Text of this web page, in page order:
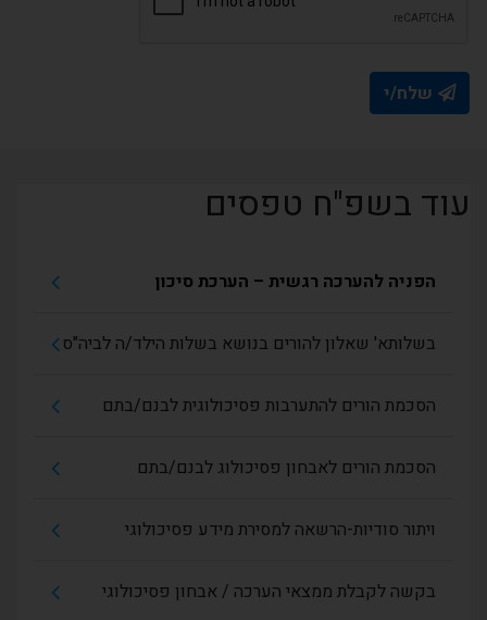
שלח/י
עוד בשפ"ח טפסים
הפניה להערכה רגשית – הערכת סיכון
בשלותא' שאלון להורים בנושא בשלות הילד/ה לביה"ס
הסכמת הורים להתערבות פסיכולוגית לבנם/בתם
הסכמת הורים לאבחון פסיכולוג לבנם/בתם
ויתור סודיות-הרשאה למסירת מידע פסיכולוגי
בקשה לקבלת ממצאי הערכה / אבחון פסיכולוגי